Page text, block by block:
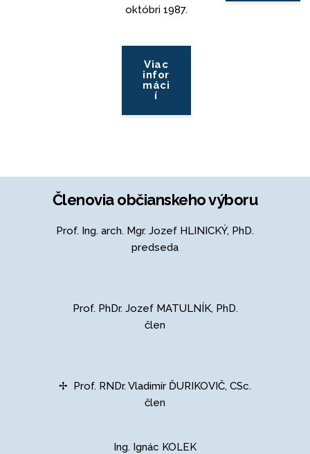
októbri 1987.
Viac
infor
máci
í
Členovia občianskeho výboru
Prof. Ing. arch. Mgr. Jozef HLINICKÝ, PhD.
predseda
Prof. PhDr. Jozef MATULNÍK, PhD.
člen
✢ Prof. RNDr. Vladimír ĎURIKOVIČ, CSc.
člen
Ing. Ignác KOLEK